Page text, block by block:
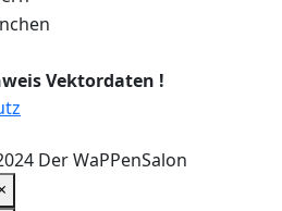
Vektordaten !
Der WaPPenSalon